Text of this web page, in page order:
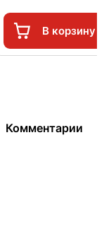
В корзину
Комментарии